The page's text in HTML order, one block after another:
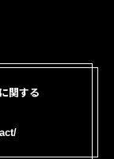
関する